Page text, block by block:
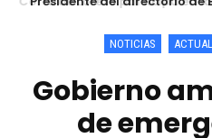
servicio
NOTICIAS
Gobierno
de